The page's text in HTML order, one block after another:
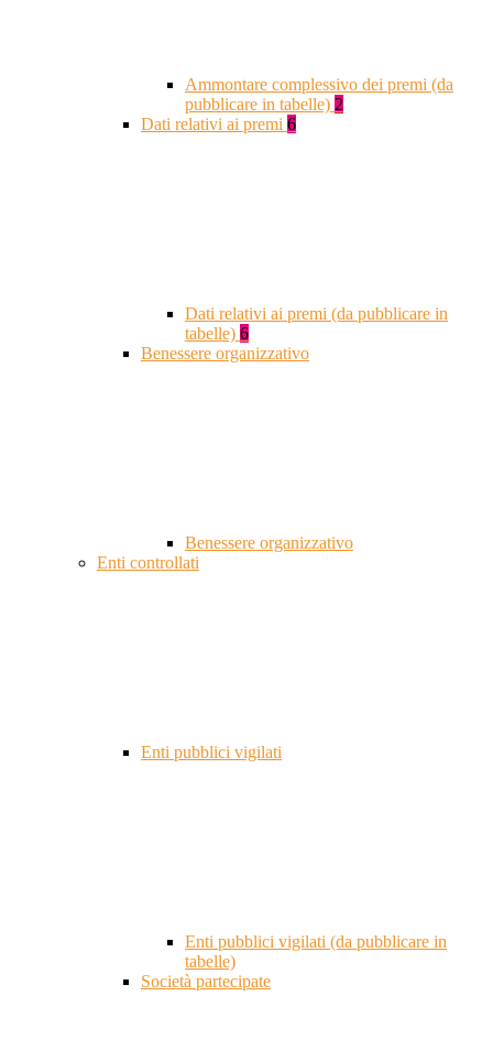
Ammontare complessivo dei premi (da
pubblicare in tabelle) 2
Dati relativi ai premi 6
Dati relativi ai premi (da pubblicare in
tabelle) 6
Benessere organizzativo
Benessere organizzativo
Enti controllati
Enti pubblici vigilati
Enti pubblici vigilati (da pubblicare in
tabelle)
Società partecipate